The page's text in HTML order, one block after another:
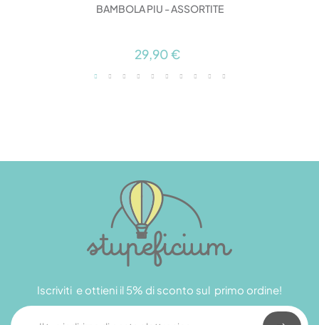
BAMBOLA PIU - ASSORTITE
29,90 €
Iscriviti e ottieni il 5% di sconto sul primo ordine!